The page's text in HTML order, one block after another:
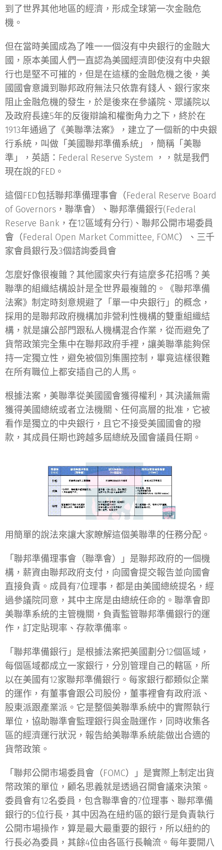
到了世界其他地區的經濟，形成全球第一次金融危
機。
但在當時美國成為了唯一一個沒有中央銀行的金融大
國，原本美國人們一直認為美國經濟即使沒有中央銀
行也是堅不可摧的，但是在這樣的金融危機之後，美
國國會意識到聯邦政府無法只依靠有錢人、銀行家來
阻止金融危機的發生，於是後來在參議院、眾議院以
及政府長達5年的反復辯論和權衡角力之下，終於在
1913年通過了《美聯準法案》，建立了一個新的中央銀
行系統，叫做「美國聯邦準備系統」，簡稱「美聯
準」，英語：Federal Reserve System ，，就是我們
現在說的FED。
這個FED包括聯邦準備理事會（Federal Reserve Board
of Governors，聯準會）、聯邦準備銀行(Federal
Reserve Bank，在12區域有分行)、聯邦公開市場委員
會（Federal Open Market Committee, FOMC）、三千
家會員銀行及3個諮詢委員會
怎麼好像很複雜？其他國家央行有這麼多花招嗎？美
聯準的組織結構設計是全世界最複雜的。《聯邦準備
法案》制定時刻意規避了「單一中央銀行」的概念，
採用的是聯邦政府機構加非營利性機構的雙重組織結
構，就是讓公部門跟私人機構混合作業，從而避免了
貨幣政策完全集中在聯邦政府手裡，讓美聯準能夠保
持一定獨立性，避免被個別集團控制，畢竟這樣很難
在所有職位上都安插自己的人馬。
根據法案，美聯準從美國國會獲得權利，其決議無需
獲得美國總統或者立法機關、任何高層的批准，它被
看作是獨立的中央銀行，且它不接受美國國會的撥
款，其成員任期也跨越多屆總統及國會議員任期。
用簡單的說法來讓大家瞭解這個美聯準的任務分配。
「聯邦準備理事會（聯準會）」是聯邦政府的一個機
構，薪資由聯邦政府支付，向國會提交報告並向國會
直接負責。成員有7位理事，都是由美國總統提名，經
過參議院同意，其中主席是由總統任命的。聯準會即
美聯準系統的主管機關，負責監管聯邦準備銀行的運
作，訂定貼現率、存款準備率。
「聯邦準備銀行」是根據法案把美國劃分12個區域，
每個區域都成立一家銀行，分別管理自己的轄區，所
以在美國有12家聯邦準備銀行。每家銀行都類似企業
的運作，有董事會跟公司股份，董事裡會有政府派、
股東派跟產業派。它是整個美聯準系統中的實際執行
單位，協助聯準會監理銀行與金融運作，同時收集各
區的經濟運行狀況，報告給美聯準系統能做出合適的
貨幣政策。
「聯邦公開市場委員會（FOMC）」是實際上制定出貨
幣政策的單位，顧名思義就是透過召開會議來決策。
委員會有12名委員，包含聯準會的7位理事、聯邦準備
銀行的5位行長，其中因為在紐約區的銀行是負責執行
公開市場操作，算是最大最重要的銀行，所以紐約的
行長必為委員，其餘4位由各區行長輪流。每年要開八